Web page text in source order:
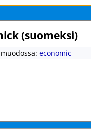
(suomeksi)
economic